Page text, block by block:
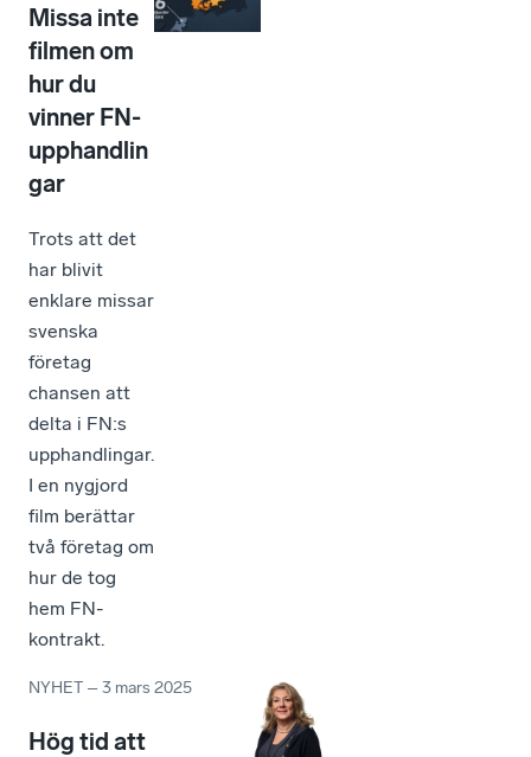
Missa inte
filmen om
hur du
vinner FN-
upphandlin
gar
Trots att det
har blivit
enklare missar
svenska
företag
chansen att
delta i FN:s
upphandlingar.
I en nygjord
film berättar
två företag om
hur de tog
hem FN-
kontrakt.
NYHET –3 mars 2025
Hög tid att